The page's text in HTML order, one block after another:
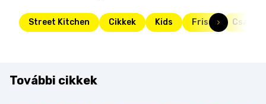
Street Kitchen Cikkek Kids Friss Család
További cikkek